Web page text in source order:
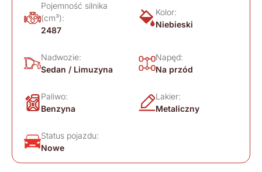
Pojemność silnika
(cm³):
2487
Kolor:
Niebieski
Nadwozie:
Sedan / Limuzyna
Napęd:
Na przód
Paliwo:
Benzyna
Lakier:
Metaliczny
Status pojazdu:
Nowe